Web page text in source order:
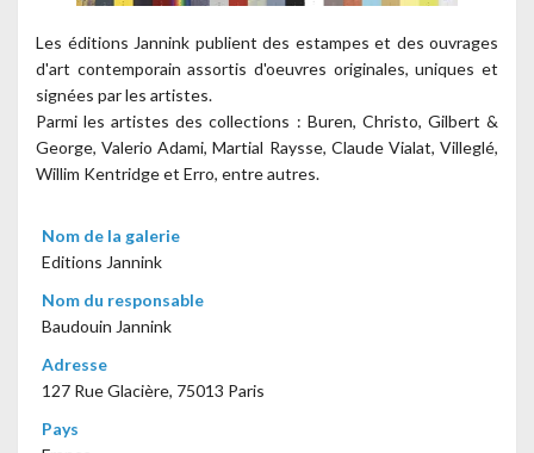
Les éditions Jannink publient des estampes et des ouvrages
d'art contemporain assortis d'oeuvres originales, uniques et
signées par les artistes.
Parmi les artistes des collections : Buren, Christo, Gilbert &
George, Valerio Adami, Martial Raysse, Claude Vialat, Villeglé,
Willim Kentridge et Erro, entre autres.
Nom de la galerie
Editions Jannink
Nom du responsable
Baudouin Jannink
Adresse
127 Rue Glacière, 75013 Paris
Pays